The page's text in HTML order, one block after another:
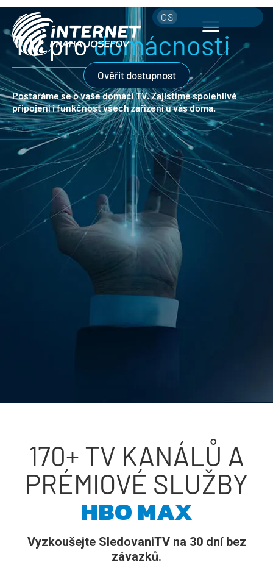
CS
Ověřit dostupnost
TV prodomácnosti
Postaráme se o vaše domácí TV.Zajistíme spolehlivé
připojení i funkčnost všech zařízení u vás doma.
170+ TV KANÁLŮ A
PRÉMIOVÉ SLUŽBY
HBO MAX
Vyzkoušejte SledovaniTV na 30 dní bez
závazků.